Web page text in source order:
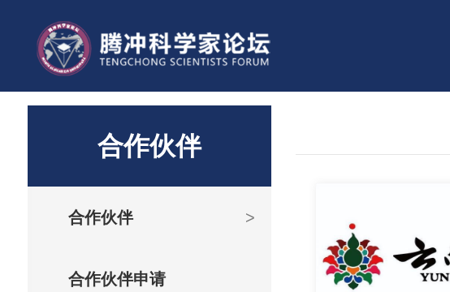
合作伙伴
合作伙伴 >
合作伙伴申请